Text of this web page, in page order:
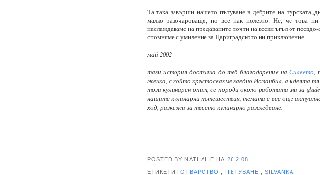
Та така завърши нашето пътуване в дебрите на
малко разочароващо, но все пак полезно. Не, че това
наслаждаваме на продаваните почти на всеки ъгъл от
спомняме с умиление за Цариградското ни приключение.
май 2002
тази история достигна до теб благодарение наСилвето
женка, с който кръстосвахме заедно Истанбил. а идеята
този кулинарен опит, се породи около работата ми за
нашите кулинарни пътешествия, темата е все още
ход, разкажи за твоето кулинарно разследване.
POSTED BY NATHALIE НА 26.2.08
ЕТИКЕТИ ГОТВАРСТВО , ПЪТУВАНЕ , SILVANKA